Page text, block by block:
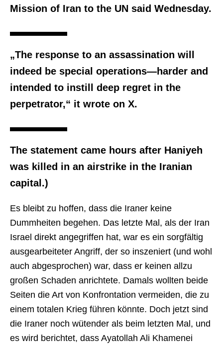
Mission of Iran to the UN said Wednesday.
„The response to an assassination will
indeed be special operations—harder and
intended to instill deep regret in the
perpetrator,“ it wrote on X.
The statement came hours after Haniyeh
was killed in an airstrike in the Iranian
capital.)
Es bleibt zu hoffen, dass die Iraner keine
Dummheiten begehen. Das letzte Mal, als der Iran
Israel direkt angegriffen hat, war es ein sorgfältig
ausgearbeiteter Angriff, der so inszeniert (und wohl
auch abgesprochen) war, dass er keinen allzu
großen Schaden anrichtete. Damals wollten beide
Seiten die Art von Konfrontation vermeiden, die zu
einem totalen Krieg führen könnte. Doch jetzt sind
die Iraner noch wütender als beim letzten Mal, und
es wird berichtet, dass Ayatollah Ali Khamenei